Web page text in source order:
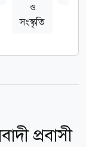
ও
সংস্কৃতি
প্রবাসী